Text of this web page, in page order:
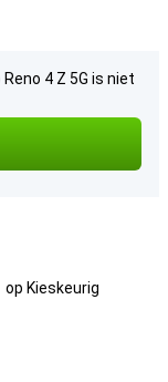
4 Z 5G is niet
Kieskeurig